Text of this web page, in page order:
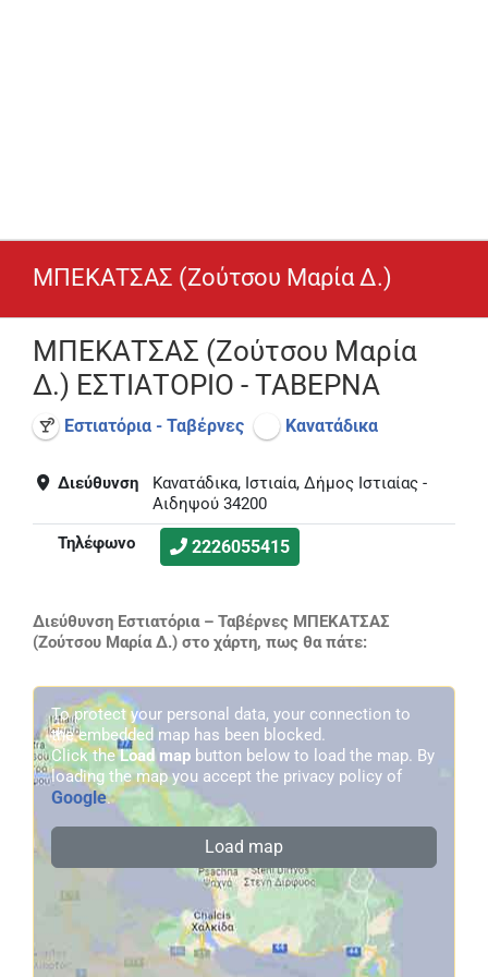
ΜΠΕΚΑΤΣΑΣ (Ζούτσου Μαρία Δ.)
ΜΠΕΚΑΤΣΑΣ (Ζούτσου Μαρία
Δ.) ΕΣΤΙΑΤΟΡΙΟ - ΤΑΒΕΡΝΑ
Εστιατόρια - Ταβέρνες Κανατάδικα
Διεύθυνση
Κανατάδικα, Ιστιαία, Δήμος Ιστιαίας -
Αιδηψού 34200
Τηλέφωνο
2226055415
Διεύθυνση Εστιατόρια – Ταβέρνες ΜΠΕΚΑΤΣΑΣ
(Ζούτσου Μαρία Δ.) στο χάρτη, πως θα πάτε:
To protect your personal data, your connection to
the embedded map has been blocked.
Click theLoad map button below to load the map. By
loading the map you accept the privacy policy of
Google.
Load map